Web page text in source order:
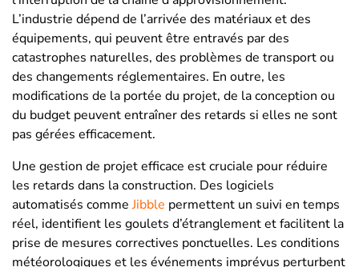
L’industrie dépend de l’arrivée des matériaux et des
équipements, qui peuvent être entravés par des
catastrophes naturelles, des problèmes de transport ou
des changements réglementaires​​. En outre, les
modifications de la portée du projet, de la conception ou
du budget peuvent entraîner des retards si elles ne sont
pas gérées efficacement.
Une gestion de projet efficace est cruciale pour réduire
les retards dans la construction. Des logiciels
automatisés commeJibble permettent un suivi en temps
réel, identifient les goulets d’étranglement et facilitent la
prise de mesures correctives ponctuelles. Les conditions
météorologiques et les événements imprévus perturbent